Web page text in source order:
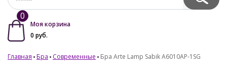
0
Моя корзина
0 руб.
Главная Бра Современные Бра Arte Lamp Sabik A6010AP-1SG